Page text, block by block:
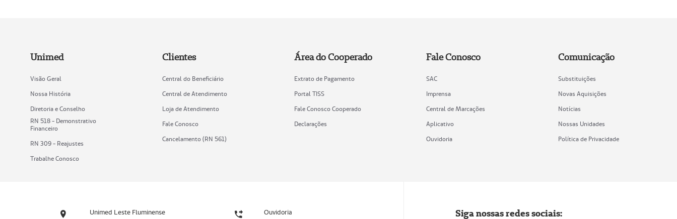
Unimed
Visão Geral
Nossa História
Diretoria e Conselho
RN 518 - Demonstrativo
Financeiro
RN 309 - Reajustes
Trabalhe Conosco
Clientes
Central do Beneficiário
Central de Atendimento
Loja de Atendimento
Fale Conosco
Cancelamento (RN 561)
Área do Cooperado
Extrato de Pagamento
Portal TISS
Fale Conosco Cooperado
Declarações
Fale Conosco
SAC
Imprensa
Central de Marcações
Aplicativo
Ouvidoria
Comunicação
Substituições
Novas Aquisições
Notícias
Nossas Unidades
Política de Privacidade
Unimed Leste Fluminense Ouvidoria Siga nossas redes sociais: